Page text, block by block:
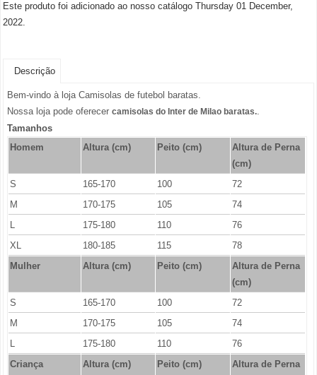
Este produto foi adicionado ao nosso catálogo Thursday 01 December,
2022.
Descrição
Bem-vindo à loja Camisolas de futebol baratas.
Nossa loja pode oferecer camisolas do Inter de Milao baratas..
Tamanhos
Homem
Altura (cm) Peito (cm)
Altura de Perna
(cm)
S
165-170 100
72
M
170-175 105
74
L
175-180 110
76
XL
180-185 115
78
Mulher
Altura (cm) Peito (cm)
Altura de Perna
(cm)
S
165-170 100
72
M
170-175 105
74
L
175-180 110
76
Criança
Altura (cm) Peito (cm)
Altura de Perna